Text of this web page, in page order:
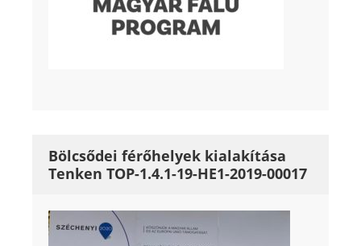
Bölcsődei férőhelyek kialakítása
Tenken TOP-1.4.1-19-HE1-2019-00017